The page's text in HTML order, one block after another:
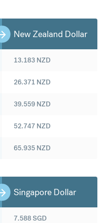
New Zealand Dollar
13.183 NZD
26.371 NZD
39.559 NZD
52.747 NZD
65.935 NZD
Singapore Dollar
7.588SGD